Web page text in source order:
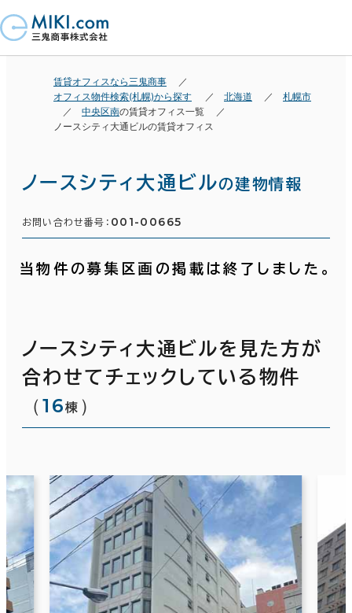
賃貸オフィスなら三鬼商事
オフィス物件検索(札幌)から探す
北海道
札幌市
中央区南の賃貸オフィス一覧
ノースシティ大通ビルの賃貸オフィス
ノースシティ大通ビルの建物情報
お問い合わせ番号： 001-00665
当物件の募集区画の掲載は終了しました。
ノースシティ大通ビルを見た方が
合わせてチェックしている物件
（16棟 ）